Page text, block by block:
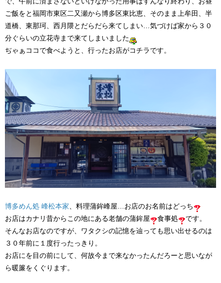
ご飯をと福岡市東区二又瀬から博多区東比恵、そのまま上牟田、半
道橋、東那珂、西月隈とだらだら来てしまい…気づけば家から３０
分ぐらいの立花寺まで来てしまいました
ぢゃぁココで食べようと、行ったお店がコチラです。
博多めん処 峰松本家​、料理蒲鉾峰屋…お店のお名前はどっち
お店はカナリ昔からこの地にある老舗の蒲鉾屋
食事処
です。
そんなお店なのですが、ワタクシの記憶を辿っても思い出せるのは
３０年前に１度行ったっきり。
お店にを目の前にして、何故今まで来なかったんだろーと思いなが
ら暖簾をくぐります。